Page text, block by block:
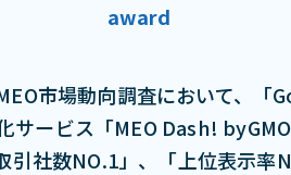
award
市場動向調査において、
サービス「MEO Dash!
社数NO.1」、「上位表示率